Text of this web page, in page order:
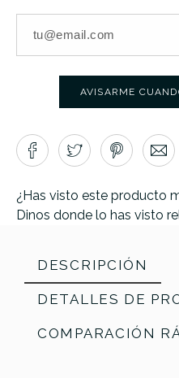
AVISARME
¿Has visto este producto
Dinos donde lo has visto
DESCRIPCIÓN
DETALLES DE
COMPARACIÓN